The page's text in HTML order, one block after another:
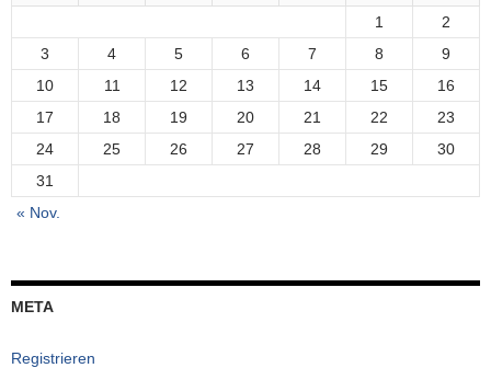
1
2
3
4 5 6 7 8
9
10
11 12 13 14 15
16
17
18 19 20 21 22
23
24
25 26 27 28 29
30
31
« Nov.
META
Registrieren